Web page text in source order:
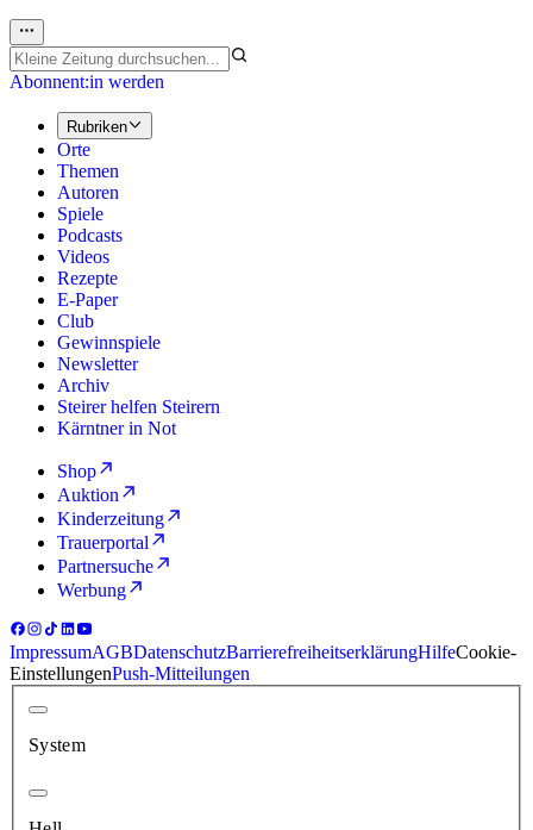
Abonnent:in werden
Rubriken
Orte
Themen
Autoren
Spiele
Podcasts
Videos
Rezepte
E-Paper
Club
Gewinnspiele
Newsletter
Archiv
Steirer helfen Steirern
Kärntner in Not
Shop
Auktion
Kinderzeitung
Trauerportal
Partnersuche
Werbung
ImpressumAGBDatenschutzBarrierefreiheitserklärungHilfeCookie-
EinstellungenPush-Mitteilungen
System